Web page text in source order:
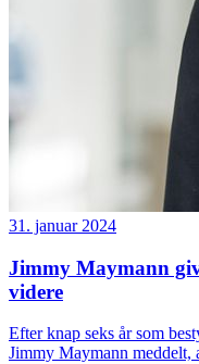
31. januar 2024
Jimmy Maymann
videre
Efter knap seks år som
Jimmy Maymann meddelt,